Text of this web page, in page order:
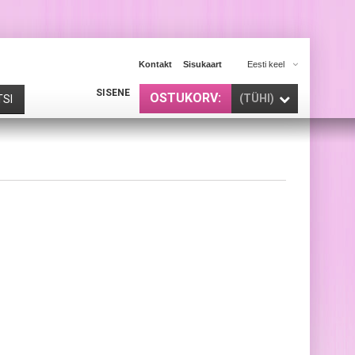
Eesti keel
Kontakt Sisukaart
OSTUKORV: (TÜHI)
SISENE